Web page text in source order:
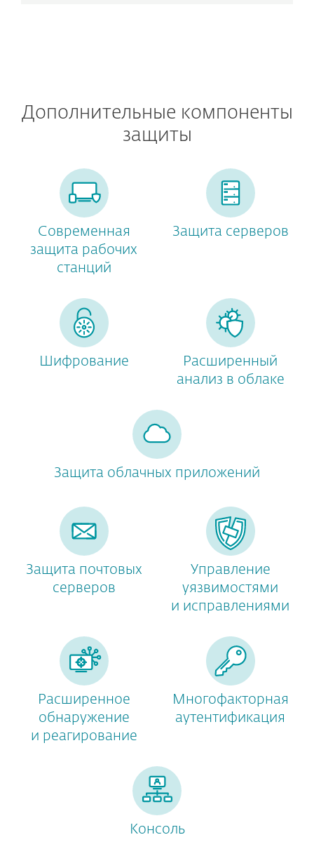
Дополнительные компоненты
защиты
Современная
защита рабочих
станций
Защита серверов
Шифрование
Расширенный
анализ в облаке
Защита облачных приложений
Защита почтовых
серверов
Управление
уязвимостями
и исправлениями
Расширенное
обнаружение
и реагирование
Многофакторная
аутентификация
Консоль